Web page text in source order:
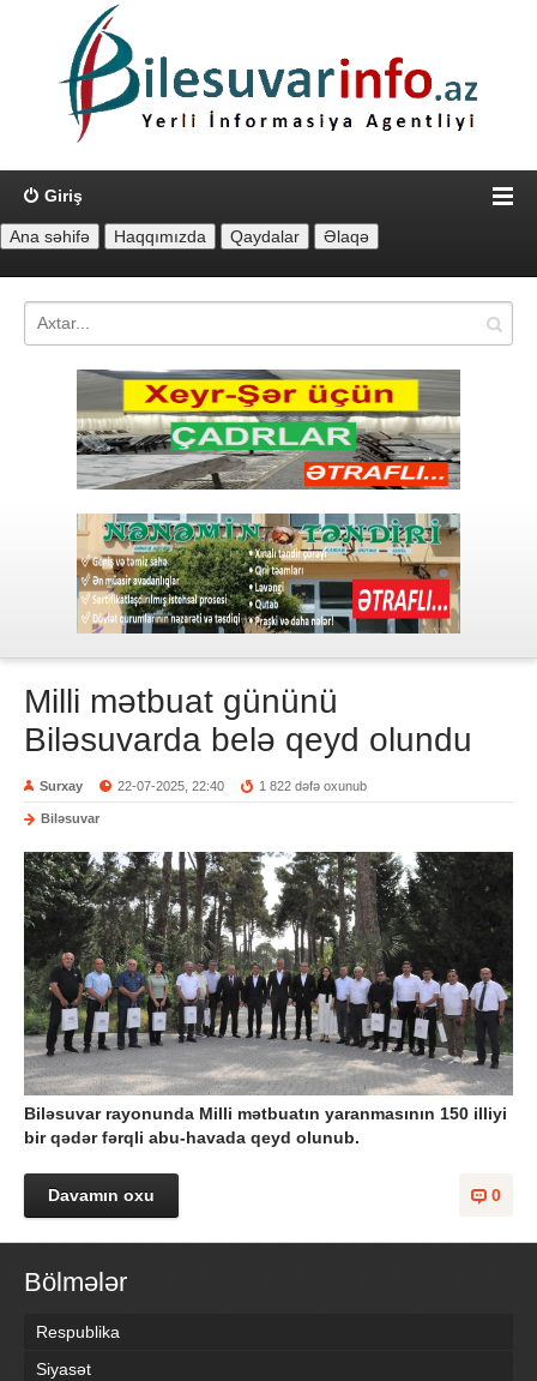
Giriş
Milli mətbuat gününü
Biləsuvarda belə qeyd olundu
Surxay 22-07-2025, 22:40 1 822 dəfə oxunub
Biləsuvar
Biləsuvar rayonunda Milli mətbuatın yaranmasının 150 illiyi
bir qədər fərqli abu-havada qeyd olunub.
0
Davamın oxu
Bölmələr
Respublika
Siyasət